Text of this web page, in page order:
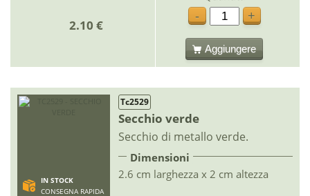
2.10 €
-
+
Aggiungere
IN STOCK
CONSEGNA RAPIDA
Tc2529
Secchio verde
Secchio di metallo verde.
Dimensioni
2.6 cm larghezza x 2 cm altezza